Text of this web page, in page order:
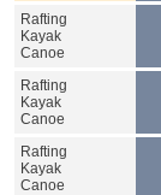
Rafting
Kayak
Canoe
Rafting
Kayak
Canoe
Rafting
Kayak
Canoe